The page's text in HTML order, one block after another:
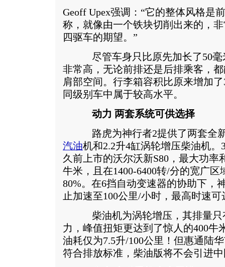
Geoff Upex强调：“它的整体风格是
称，就像由一个铁块切削出来的，
四驱车的期望。”
尽管车身只比原先加长了50毫
非常高，无论前排还是后排乘客，
肩部空间。行李箱容积比原来增加
同级别车中属于较高水平。
动力 两套系统可供选择
路虎为神行者2提供了两套全新
汽油机和2.2升4缸涡轮增压柴油机
久前上市的沃尔沃新S80，最大功率
牛米，且在1400-6400转/分的宽广
80%。在6挡自动变速器的协助下，
止加速至100公里/小时，最高时速可
柴油机为涡轮增压，其排量只
力，峰值扭矩更达到了惊人的400牛
油耗仅为7.5升/100公里！但惠通陆
符合排放标准，柴油版将不会引进